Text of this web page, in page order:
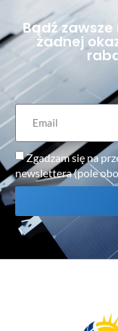
Bądź
żadnej
Zgadzam się na
newslettera (pole